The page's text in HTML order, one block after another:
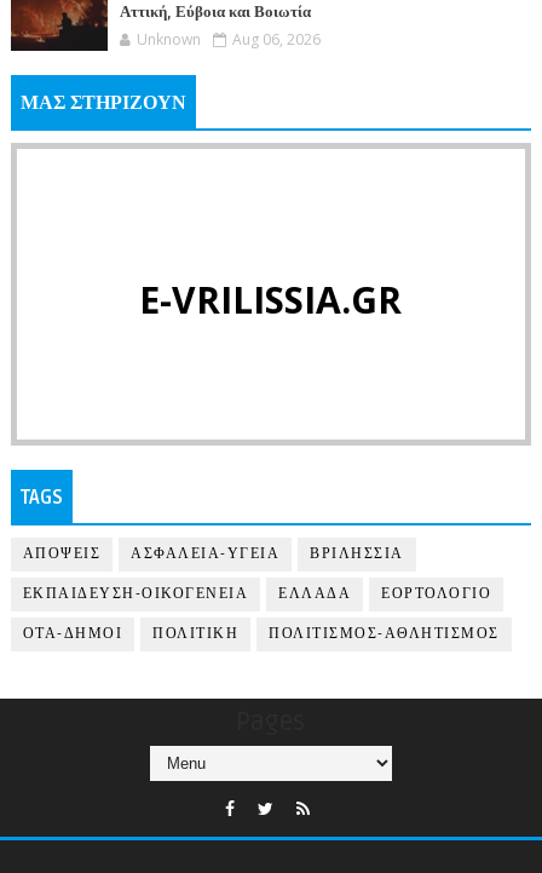
Αττική, Εύβοια και Βοιωτία
Unknown Aug 06, 2026
ΜΑΣ ΣΤΗΡΙΖΟΥΝ
E-VRILISSIA.GR
TAGS
ΑΠΟΨΕΙΣ ΑΣΦΑΛΕΙΑ-ΥΓΕΙΑ ΒΡΙΛΗΣΣΙΑ
ΕΚΠΑΙΔΕΥΣΗ-ΟΙΚΟΓΕΝΕΙΑ ΕΛΛΑΔΑ ΕΟΡΤΟΛΟΓΙΟ
ΟΤΑ-ΔΗΜΟΙ ΠΟΛΙΤΙΚΗ ΠΟΛΙΤΙΣΜΟΣ-ΑΘΛΗΤΙΣΜΟΣ